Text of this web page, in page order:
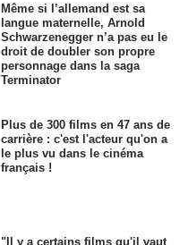
Même si l’allemand est sa
langue maternelle, Arnold
Schwarzenegger n’a pas eu le
droit de doubler son propre
personnage dans la saga
Terminator
Plus de 300 films en 47 ans de
carrière : c'est l'acteur qu'on a
le plus vu dans le cinéma
français !
"Il y a certains films qu'il vaut